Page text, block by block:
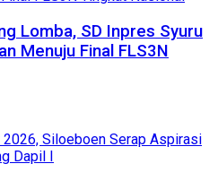
Lomba, SD Inpres Syuru
Menuju Final FLS3N